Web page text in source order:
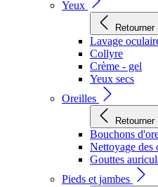
Yeux
Retourner
Lavage
Collyre
Crème - gel
Yeux secs
Oreilles
Retourner
Bouchons
Nettoyage des
Gouttes
Pieds et jambes